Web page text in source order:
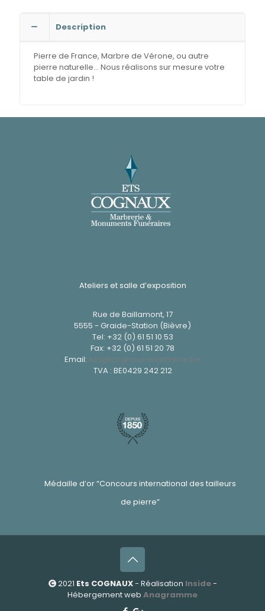
Description
Pierre de France, Marbre de Vérone, ou autre
pierre naturelle… Nous réalisons sur mesure votre
table de jardin !
Ateliers et salle d’exposition
Rue de Baillamont, 17
5555 - Graide-Station (Bièvre)
Tel: +32 (0) 61 51 10 53
Fax: +32 (0) 61 51 20 78
Email: info@cognaux-marbrerie.be
TVA : BE0429 242 212
Médaille d’or “Concours international des tailleurs
de pierre”
2021 Ets COGNAUX- Réalisation Inside-
Hébergement web Anagramme